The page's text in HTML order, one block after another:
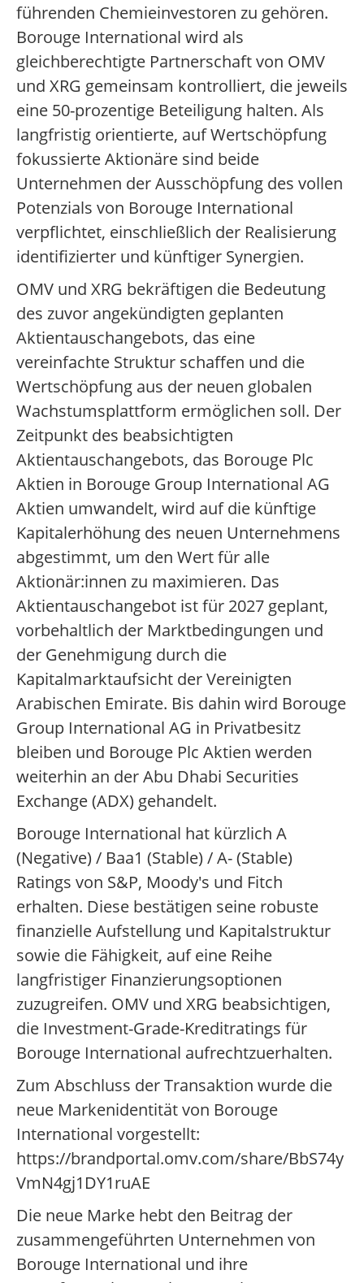
führenden Chemieinvestoren zu gehören.
Borouge International wird als
gleichberechtigte Partnerschaft von OMV
und XRG gemeinsam kontrolliert, die jeweils
eine 50-prozentige Beteiligung halten. Als
langfristig orientierte, auf Wertschöpfung
fokussierte Aktionäre sind beide
Unternehmen der Ausschöpfung des vollen
Potenzials von Borouge International
verpflichtet, einschließlich der Realisierung
identifizierter und künftiger Synergien.
OMV und XRG bekräftigen die Bedeutung
des zuvor angekündigten geplanten
Aktientauschangebots, das eine
vereinfachte Struktur schaffen und die
Wertschöpfung aus der neuen globalen
Wachstumsplattform ermöglichen soll. Der
Zeitpunkt des beabsichtigten
Aktientauschangebots, das Borouge Plc
Aktien in Borouge Group International AG
Aktien umwandelt, wird auf die künftige
Kapitalerhöhung des neuen Unternehmens
abgestimmt, um den Wert für alle
Aktionär:innen zu maximieren. Das
Aktientauschangebot ist für 2027 geplant,
vorbehaltlich der Marktbedingungen und
der Genehmigung durch die
Kapitalmarktaufsicht der Vereinigten
Arabischen Emirate. Bis dahin wird Borouge
Group International AG in Privatbesitz
bleiben und Borouge Plc Aktien werden
weiterhin an der Abu Dhabi Securities
Exchange (ADX) gehandelt.
Borouge International hat kürzlich A
(Negative) / Baa1 (Stable) / A- (Stable)
Ratings von S&P, Moody's und Fitch
erhalten. Diese bestätigen seine robuste
finanzielle Aufstellung und Kapitalstruktur
sowie die Fähigkeit, auf eine Reihe
langfristiger Finanzierungsoptionen
zuzugreifen. OMV und XRG beabsichtigen,
die Investment-Grade-Kreditratings für
Borouge International aufrechtzuerhalten.
Zum Abschluss der Transaktion wurde die
neue Markenidentität von Borouge
International vorgestellt:
https://brandportal.omv.com/share/BbS74y
VmN4gj1DY1ruAE
Die neue Marke hebt den Beitrag der
zusammengeführten Unternehmen von
Borouge International und ihre